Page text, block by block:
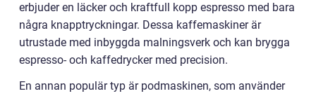
erbjuder en läcker och kraftfull kopp espresso med bara
några knapptryckningar. Dessa kaffemaskiner är
utrustade med inbyggda malningsverk och kan brygga
espresso- och kaffedrycker med precision.
En annan populär typ är podmaskinen, som använder